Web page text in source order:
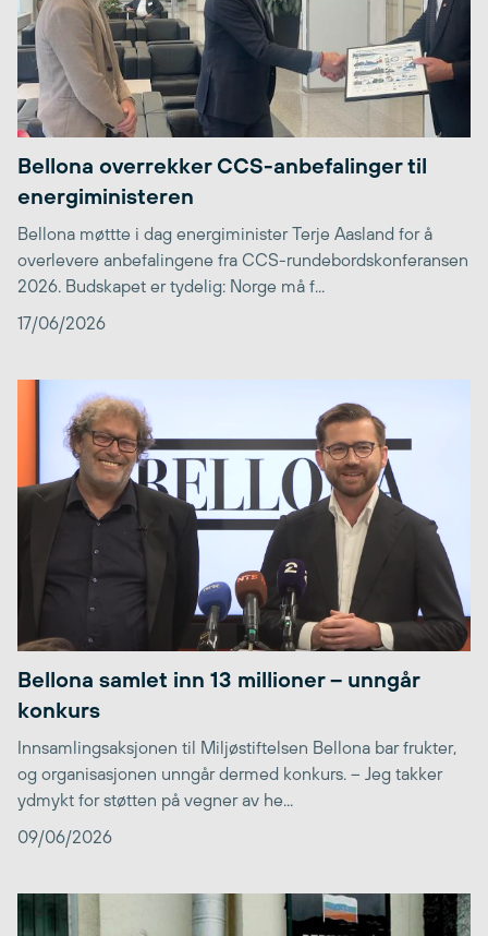
Bellona overrekker CCS-anbefalinger til
energiministeren
Bellona møttte i dag energiminister Terje Aasland for å
overlevere anbefalingene fra CCS-rundebordskonferansen
2026. Budskapet er tydelig: Norge må f...
17/06/2026
Bellona samlet inn 13 millioner – unngår
konkurs
Innsamlingsaksjonen til Miljøstiftelsen Bellona bar frukter,
og organisasjonen unngår dermed konkurs. – Jeg takker
ydmykt for støtten på vegner av he...
09/06/2026